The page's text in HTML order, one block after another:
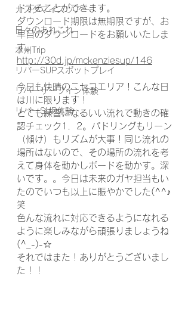
カスタマイズツアー
日々のあれこれ
本州Trip
リバーSUPスポットプレイ
リバーサーフィン体験
リバーSUP体験
ドすることができます。
ダウンロード期限は無期限ですが、お
早目のダウンロードをお願いいたしま
す。
http://30d.jp/mckenziesup/146
今日も快晴のニセコエリア！こんな日
は川に限ります！
とても練習になるいい流れで動きの確
認チェック1．2。パドリングもリーン
（傾け）もリズムが大事！同じ流れの
場所はないので、その場所の流れを考
えて身体を動かしボードを動かす。深
いです。。今日は未来のガヤ担当もい
たのでいつも以上に賑やかでした(^^♪
笑
色んな流れに対応できるようになれる
ように楽しみながら頑張りましょうね
(^_-)-☆
それではまた！ありがとうございまし
た！！